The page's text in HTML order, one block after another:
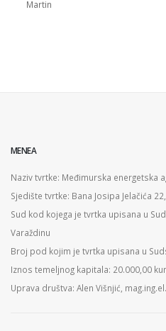
Martin
MENEA
Naziv tvrtke: Međimurska energetska
Sjedište tvrtke: Bana Josipa Jelačića
Sud kod kojega je tvrtka upisana u
Varaždinu
Broj pod kojim je tvrtka upisana u
Iznos temeljnog kapitala: 20.000,00
Uprava društva: Alen Višnjić,